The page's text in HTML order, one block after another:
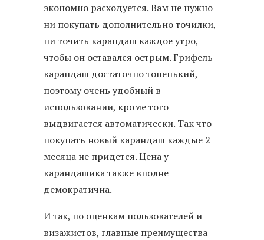
экономно расходуется. Вам не нужно
ни покупать дополнительно точилки,
ни точить карандаш каждое утро,
чтобы он оставался острым. Грифель-
карандаш достаточно тоненький,
поэтому очень удобный в
использовании, кроме того
выдвигается автоматически. Так что
покупать новый карандаш каждые 2
месяца не придется. Цена у
карандашика также вполне
демократична.
И так, по оценкам пользователей и
визажистов, главные преимущества